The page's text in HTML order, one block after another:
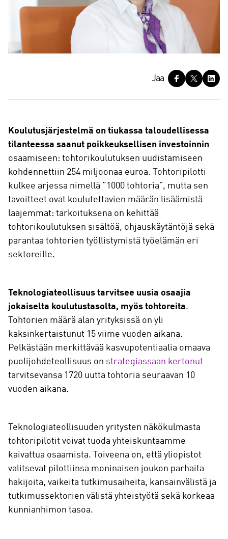
a
Jaa
Koulutusjärjestelmä on tiukassa taloudellisessa
tilanteessa saanut poikkeuksellisen investoinnin
osaamiseen: tohtorikoulutuksen uudistamiseen
kohdennettiin 254 miljoonaa euroa. Tohtoripilotti
kulkee arjessa nimellä ”1000 tohtoria”, mutta sen
tavoitteet ovat koulutettavien määrän lisäämistä
laajemmat: tarkoituksena on kehittää
tohtorikoulutuksen sisältöä, ohjauskäytäntöjä sekä
parantaa tohtorien työllistymistä työelämän eri
sektoreille.
Teknologiateollisuus tarvitsee uusia osaajia
jokaiselta koulutustasolta, myös tohtoreita.
Tohtorien määrä alan yrityksissä on yli
kaksinkertaistunut 15 viime vuoden aikana.
Pelkästään merkittävää kasvupotentiaalia omaava
puolijohdeteollisuus on strategiassaan kertonut
tarvitsevansa 1720 uutta tohtoria seuraavan 10
vuoden aikana.
Teknologiateollisuuden yritysten näkökulmasta
tohtoripilotit voivat tuoda yhteiskuntaamme
kaivattua osaamista. Toiveena on, että yliopistot
valitsevat pilottiinsa moninaisen joukon parhaita
hakijoita, vaikeita tutkimusaiheita, kansainvälistä ja
tutkimussektorien välistä yhteistyötä sekä korkeaa
kunnianhimon tasoa.